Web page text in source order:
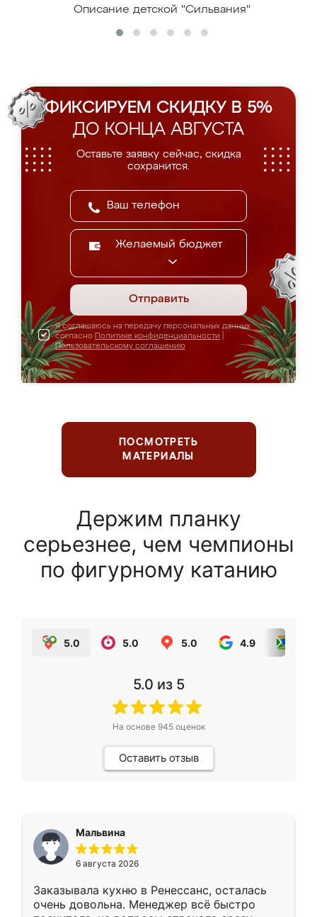
Описание детской "Сильвания"
ФИКСИРУЕМ СКИДКУ В 5%
ДО КОНЦА АВГУСТА
Оставьте заявку сейчас, скидка
сохранится.
Желаемый бюджет
Отправить
Я соглашаюсь на передачу персональных данных
согласно Политике конфиденциальности
Пользовательскому соглашению
ПОСМОТРЕТЬ
МАТЕРИАЛЫ
Держим планку
серьезнее, чем чемпионы
по фигурному катанию
5.0 5.0 5.0 4.9
5.0 из 5
На основе 945оценок
Оставить отзыв
Мальвина
6 августа 2026
Заказывала кухню в Ренессанс, осталась
очень довольна. Менеджер всё быстро